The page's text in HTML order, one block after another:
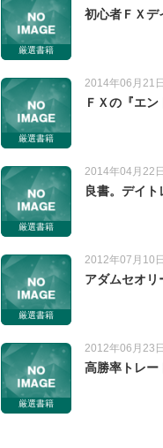
厳選書籍
初心者ＦＸデ
厳選書籍
2014年06月21日
ＦＸの『エ
厳選書籍
2014年04月22日
良書。デイ
厳選書籍
2012年07月10日
アダムセオ
厳選書籍
2012年06月23日
高勝率トレー